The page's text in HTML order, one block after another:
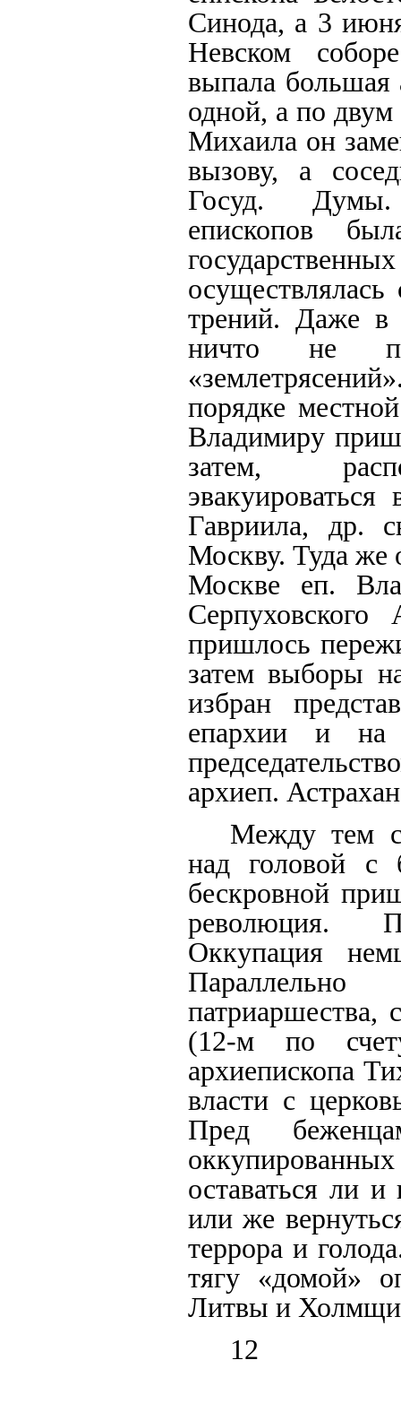
Синода, а 3
Невском
выпала большая
одной, а по двум
Михаила он
вызову, а
Госуд. Думы.
епископов
осуществлялась
трений. Даже в
ничто не
порядке
Владимиру
затем,
Гавриила, др.
Москву. Туда же
Москве еп.
пришлось
затем выборы
избран
епархии и на
архиеп.
Между тем
над головой с
бескровной
революция.
Оккупация
патриаршества,
(12-м по
архиепископа
власти с
Пред
оставаться ли
или же
террора и
тягу «домой»
Литвы и
12